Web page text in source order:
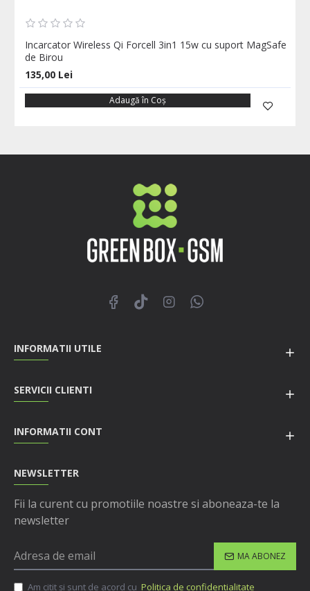
Incarcator Wireless Qi Forcell 3in1 15w cu suport MagSafe
de Birou
135,00 Lei
Adaugă în Coş
INFORMATII UTILE
SERVICII CLIENTI
INFORMATII CONT
NEWSLETTER
Fii la curent cu promotiile noastre si aboneaza-te la
newsletter
MA ABONEZ
Am citit şi sunt de acord cu Politica de confidentialitate